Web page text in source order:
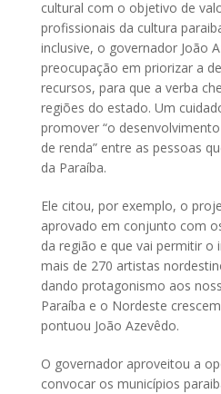
cultural com o objetivo de
profissionais da cultura
inclusive, o governador João
preocupação em priorizar a
recursos, para que a verba
regiões do estado. Um
promover “o
de renda” entre as pessoas
da Paraíba.
Ele citou, por exemplo, o
aprovado em conjunto com
da região e que vai permitir o
mais de 270 artistas
dando protagonismo aos
Paraíba e o Nordeste
pontuou João Azevêdo.
O governador aproveitou a
convocar os municípios